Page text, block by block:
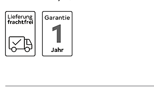
Zertifikate: EN 166, EN 170 FT K N